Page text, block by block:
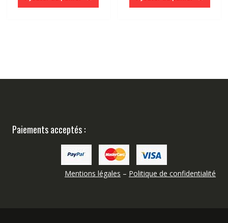
Paiements acceptés :
Mentions légales – Politique de confidentialité